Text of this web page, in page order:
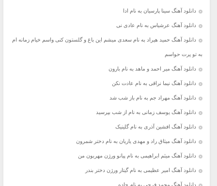
دانلود آهنگ سینا پارسیان به نام ادا
دانلود آهنگ عرشیاس به نام عادی نی
دانلود آهنگ حمید هیراد به نام سعدی میشم این باغ و گلستون کنی واسم خیام زمانه ام
به تو پرت حواسم
دانلود آهنگ میر احمد و ماهد به نام بارون
دانلود آهنگ نیما نراقی به نام عادت نکن
دانلود آهنگ مهراد جم به نام باز شب شد
دانلود آهنگ یوسف زمانی به نام از شب بپرسید
دانلود آهنگ افشین آذری به نام گلینیک
دانلود آهنگ میثاق راد و مهدی یاریان به نام دختر شمرون
دانلود آهنگ میثم ابراهیمی به نام پیانو ورژن مهربون من
دانلود آهنگ امیر عظیمی به نام گیتار ورژن دختر بندر
دانلود آهنگ محمد فرجی به نام جاده